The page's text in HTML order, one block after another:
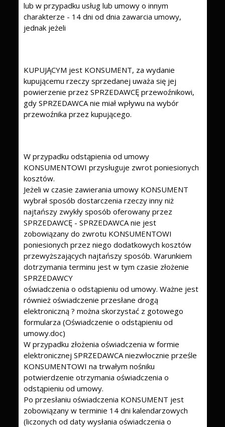
lub w przypadku usług lub umowy o innym
charakterze - 14 dni od dnia zawarcia umowy,
jednak jeżeli
KUPUJĄCYM jest KONSUMENT, za wydanie
kupującemu rzeczy sprzedanej uważa się jej
powierzenie przez SPRZEDAWCĘ przewoźnikowi,
gdy SPRZEDAWCA nie miał wpływu na wybór
przewoźnika przez kupującego.
W przypadku odstąpienia od umowy
KONSUMENTOWI przysługuje zwrot poniesionych
kosztów.
Jeżeli w czasie zawierania umowy KONSUMENT
wybrał sposób dostarczenia rzeczy inny niż
najtańszy zwykły sposób oferowany przez
SPRZEDAWCĘ - SPRZEDAWCA nie jest
zobowiązany do zwrotu KONSUMENTOWI
poniesionych przez niego dodatkowych kosztów
przewyższających najtańszy sposób. Warunkiem
dotrzymania terminu jest w tym czasie złożenie
SPRZEDAWCY
oświadczenia o odstąpieniu od umowy. Ważne jest
również oświadczenie przesłane drogą
elektroniczną ? można skorzystać z gotowego
formularza (Oświadczenie o odstąpieniu od
umowy.doc)
W przypadku złożenia oświadczenia w formie
elektronicznej SPRZEDAWCA niezwłocznie prześle
KONSUMENTOWI na trwałym nośniku
potwierdzenie otrzymania oświadczenia o
odstąpieniu od umowy.
Po przesłaniu oświadczenia KONSUMENT jest
zobowiązany w terminie 14 dni kalendarzowych
(liczonych od daty wysłania oświadczenia o